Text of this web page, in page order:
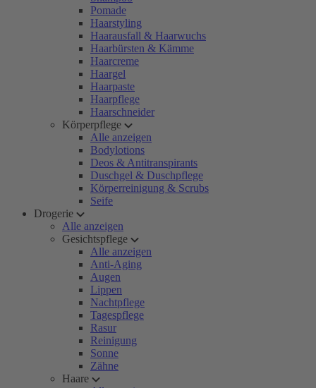
Pomade
Haarstyling
Haarausfall & Haarwuchs
Haarbürsten & Kämme
Haarcreme
Haargel
Haarpaste
Haarpflege
Haarschneider
Körperpflege
Alle anzeigen
Bodylotions
Deos & Antitranspirants
Duschgel & Duschpflege
Körperreinigung & Scrubs
Seife
Drogerie
Alle anzeigen
Gesichtspflege
Alle anzeigen
Anti-Aging
Augen
Lippen
Nachtpflege
Tagespflege
Rasur
Reinigung
Sonne
Zähne
Haare